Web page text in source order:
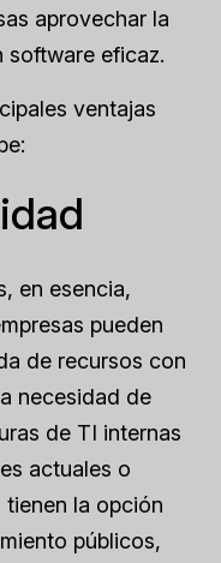
aprovechar la
software eficaz.
ventajas
en esencia,
pueden
de recursos con
necesidad de
de TI internas
actuales o
tienen la opción
públicos,